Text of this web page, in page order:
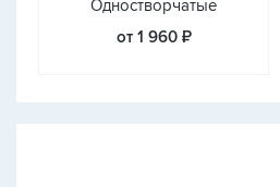
Одностворчатые
от 1 960 ₽